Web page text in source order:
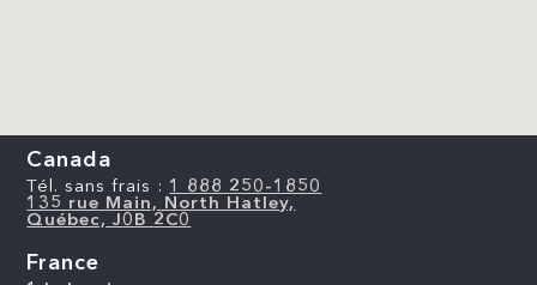
Canada
Tél. sans frais : 1 888 250-1850
135 rue Main, North Hatley,
Québec, J0B 2C0
France